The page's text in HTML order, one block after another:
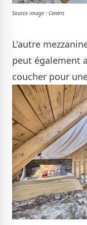
Source image : Centris
L'autre
peut également
coucher pour